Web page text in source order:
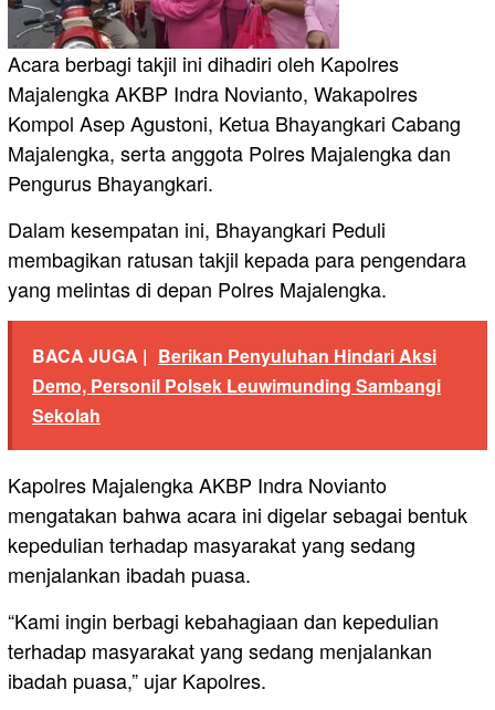
Acara berbagi takjil ini dihadiri oleh Kapolres
Majalengka AKBP Indra Novianto, Wakapolres
Kompol Asep Agustoni, Ketua Bhayangkari Cabang
Majalengka, serta anggota Polres Majalengka dan
Pengurus Bhayangkari.
Dalam kesempatan ini, Bhayangkari Peduli
membagikan ratusan takjil kepada para pengendara
yang melintas di depan Polres Majalengka.
BACA JUGA | Berikan Penyuluhan Hindari Aksi
Demo, Personil Polsek Leuwimunding Sambangi
Sekolah
Kapolres Majalengka AKBP Indra Novianto
mengatakan bahwa acara ini digelar sebagai bentuk
kepedulian terhadap masyarakat yang sedang
menjalankan ibadah puasa.
“Kami ingin berbagi kebahagiaan dan kepedulian
terhadap masyarakat yang sedang menjalankan
ibadah puasa,” ujar Kapolres.